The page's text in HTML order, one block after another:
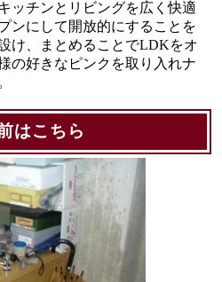
ッチンとリビングを広く快適
ンにして開放的にすることを
け、まとめることでLDKをオ
の好きなピンクを取り入れナ
はこちら